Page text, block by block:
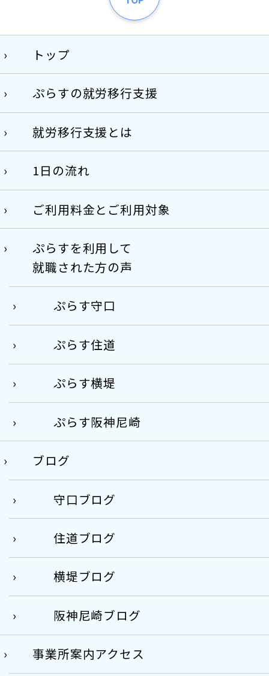
トップ
ぷらすの就労移行支援
就労移行支援とは
1日の流れ
ご利用料金とご利用対象
ぷらすを利用して
就職された方の声
ぷらす守口
ぷらす住道
ぷらす横堤
ぷらす阪神尼崎
ブログ
守口ブログ
住道ブログ
横堤ブログ
阪神尼崎ブログ
事業所案内アクセス